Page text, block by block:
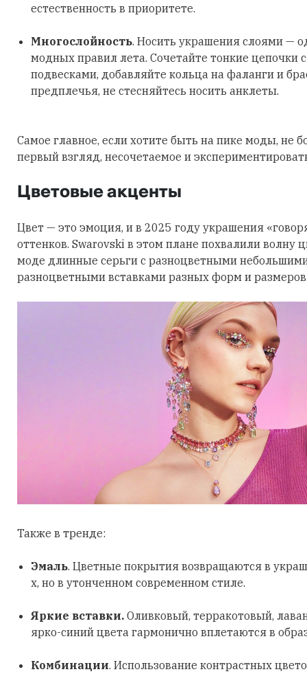
естественность в приоритете.
Многослойность. Носить украшения слоями —
модных правил лета. Сочетайте тонкие цепочки
подвесками, добавляйте кольца на фаланги и
предплечья, не стесняйтесь носить анклеты.
Самое главное, если хотите быть на пике моды, не
первый взгляд, несочетаемое и
Цветовые акценты
Цвет — это эмоция, и в 2025 году украшения
оттенков. Swarovski в этом плане похвалили волну
моде длинные серьги с разноцветными
разноцветными вставками разных форм и
Также в тренде:
Эмаль. Цветные покрытия возвращаются в
х, но в утонченном современном стиле.
Яркие вставки. Оливковый, терракотовый,
ярко-синий цвета гармонично вплетаются в
Комбинации. Использование контрастных